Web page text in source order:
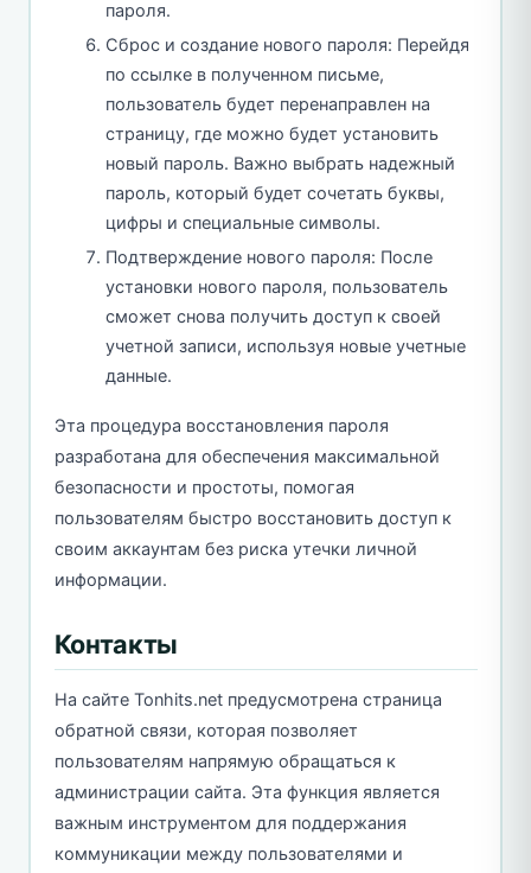
пароля.
Сброс и создание нового пароля: Перейдя
по ссылке в полученном письме,
пользователь будет перенаправлен на
страницу, где можно будет установить
новый пароль. Важно выбрать надежный
пароль, который будет сочетать буквы,
цифры и специальные символы.
Подтверждение нового пароля: После
установки нового пароля, пользователь
сможет снова получить доступ к своей
учетной записи, используя новые учетные
данные.
Эта процедура восстановления пароля
разработана для обеспечения максимальной
безопасности и простоты, помогая
пользователям быстро восстановить доступ к
своим аккаунтам без риска утечки личной
информации.
Контакты
На сайте Tonhits.net предусмотрена страница
обратной связи, которая позволяет
пользователям напрямую обращаться к
администрации сайта. Эта функция является
важным инструментом для поддержания
коммуникации между пользователями и